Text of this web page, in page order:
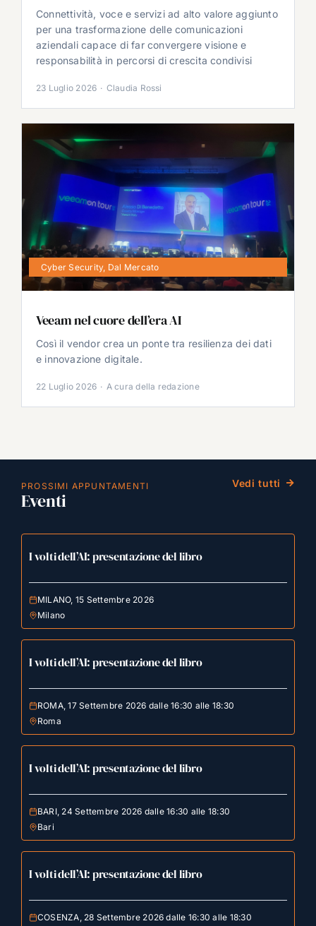
Connettività, voce e servizi ad alto valore aggiunto
per una trasformazione delle comunicazioni
aziendali capace di far convergere visione e
responsabilità in percorsi di crescita condivisi
23 Luglio 2026 · Claudia Rossi
Cyber Security, Dal Mercato
Veeam nel cuore dell’era AI
Così il vendor crea un ponte tra resilienza dei dati
e innovazione digitale.
22 Luglio 2026 · A cura della redazione
PROSSIMI APPUNTAMENTI
Eventi
Vedi tutti
I volti dell’AI: presentazione del libro
MILANO, 15 Settembre 2026
Milano
I volti dell’AI: presentazione del libro
ROMA, 17 Settembre 2026 dalle 16:30 alle 18:30
Roma
I volti dell’AI: presentazione del libro
BARI, 24 Settembre 2026 dalle 16:30 alle 18:30
Bari
I volti dell’AI: presentazione del libro
COSENZA, 28 Settembre 2026 dalle 16:30 alle 18:30